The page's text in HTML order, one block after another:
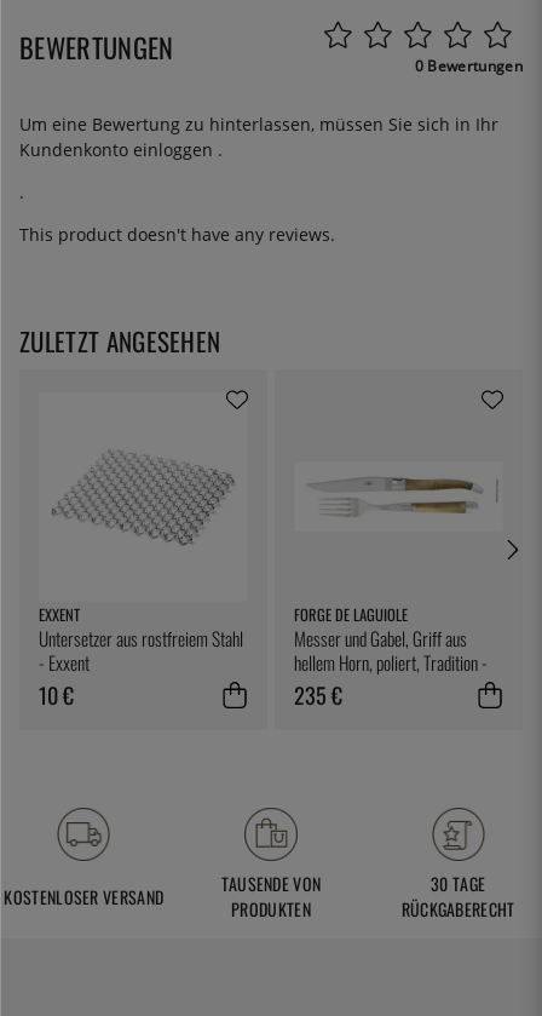
BEWERTUNGEN 0 Bewertungen
Um eine Bewertung zu hinterlassen, müssen Sie sich in Ihr
Kundenkonto einloggen .
.
This product doesn't have any reviews.
ZULETZT ANGESEHEN
EXXENT
Untersetzer aus rostfreiem Stahl
- Exxent
10 €
FORGE DE LAGUIOLE
Messer und Gabel, Griff aus
hellem Horn, poliert, Tradition -
Forge de Laguiole
235 €
KOSTENLOSER VERSAND
TAUSENDE VON
PRODUKTEN
30 TAGE
RÜCKGABERECHT